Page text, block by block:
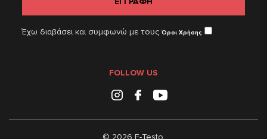
Έχω διαβάσει και συμφωνώ με τουςΌροι Χρήσης
FOLLOW US
InstagramFacebook Youtube
© 2026 E-Testo.